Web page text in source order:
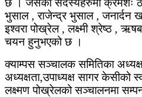
छ । जसको सदस्यहरुमा क्रमशः
भुसाल , राजेन्द्र भुसाल , जनार्दन
इश्वरा पोख्रेल , लक्ष्मी श्रेष्ठ ,
चयन हुनुभएको छ ।
क्याम्पस सञ्चालक समितिका
अध्यक्षता,उपाध्यक्ष सागर केसीको
लक्ष्मण पोख्रेलको सञ्चालनमा